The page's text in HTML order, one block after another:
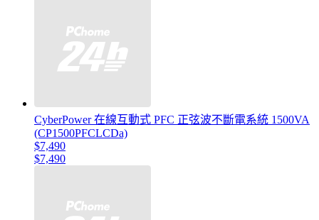
CyberPower 在線互動式 PFC 正弦波不斷電系統 1500VA
(CP1500PFCLCDa)
$7,490
$7,490